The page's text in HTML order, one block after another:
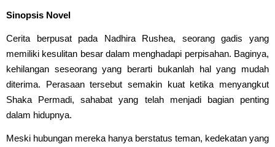
Sinopsis Novel
Cerita berpusat pada Nadhira Rushea, seorang gadis yang
memiliki kesulitan besar dalam menghadapi perpisahan. Baginya,
kehilangan seseorang yang berarti bukanlah hal yang mudah
diterima. Perasaan tersebut semakin kuat ketika menyangkut
Shaka Permadi, sahabat yang telah menjadi bagian penting
dalam hidupnya.
Meski hubungan mereka hanya berstatus teman, kedekatan yang